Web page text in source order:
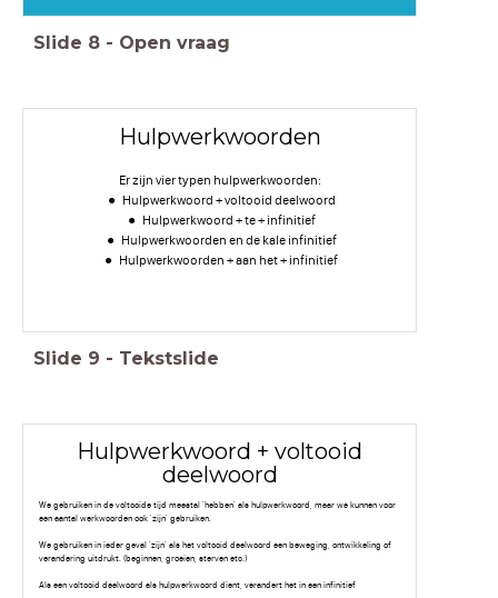
Slide 8 - Open vraag
Hulpwerkwoorden
Er zijn vier typen hulpwerkwoorden:
Hulpwerkwoord + voltooid deelwoord
Hulpwerkwoord + te + infinitief
Hulpwerkwoorden en de kale infinitief
Hulpwerkwoorden + aan het + infinitief
Slide 9 - Tekstslide
Hulpwerkwoord + voltooid
deelwoord
We gebruiken in de voltooide tijd meestal 'hebben' als hulpwerkwoord, maar we kunnen voor
een aantal werkwoorden ook 'zijn' gebruiken.
We gebruiken in ieder geval 'zijn' als het voltooid deelwoord een beweging, ontwikkeling of
verandering uitdrukt. (beginnen, groeien, sterven etc.)
Als een voltooid deelwoord als hulpwerkwoord dient, verandert het in een infinitief